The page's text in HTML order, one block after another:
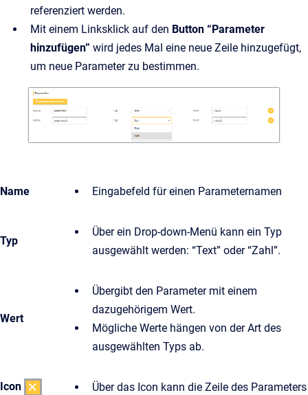
referenziert werden.
Mit einem Linksklick auf den Button “Parameter
hinzufügen” wird jedes Mal eine neue Zeile hinzugefügt,
um neue Parameter zu bestimmen.
Name Eingabefeld für einen Parameternamen
Typ
Über ein Drop-down-Menü kann ein Typ
ausgewählt werden: “Text” oder “Zahl”.
Wert
Übergibt den Parameter mit einem
dazugehörigem Wert.
Mögliche Werte hängen von der Art des
ausgewählten Typs ab.
Icon
Über das Icon kann die Zeile des Parameters